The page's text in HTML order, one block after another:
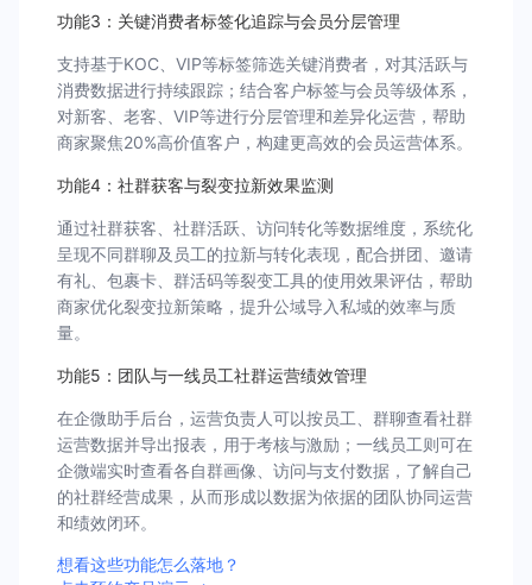
功能3：关键消费者标签化追踪与会员分层管理
支持基于KOC、VIP等标签筛选关键消费者，对其活跃与
消费数据进行持续跟踪；结合客户标签与会员等级体系，
对新客、老客、VIP等进行分层管理和差异化运营，帮助
商家聚焦20%高价值客户，构建更高效的会员运营体系。
功能4：社群获客与裂变拉新效果监测
通过社群获客、社群活跃、访问转化等数据维度，系统化
呈现不同群聊及员工的拉新与转化表现，配合拼团、邀请
有礼、包裹卡、群活码等裂变工具的使用效果评估，帮助
商家优化裂变拉新策略，提升公域导入私域的效率与质
量。
功能5：团队与一线员工社群运营绩效管理
在企微助手后台，运营负责人可以按员工、群聊查看社群
运营数据并导出报表，用于考核与激励；一线员工则可在
企微端实时查看各自群画像、访问与支付数据，了解自己
的社群经营成果，从而形成以数据为依据的团队协同运营
和绩效闭环。
想看这些功能怎么落地？